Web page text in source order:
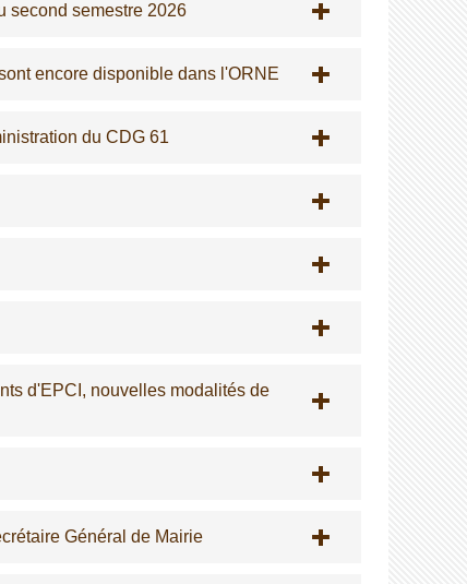
second semestre 2026
encore disponible dans l'ORNE
du CDG 61
d'EPCI, nouvelles modalités de
Général de Mairie